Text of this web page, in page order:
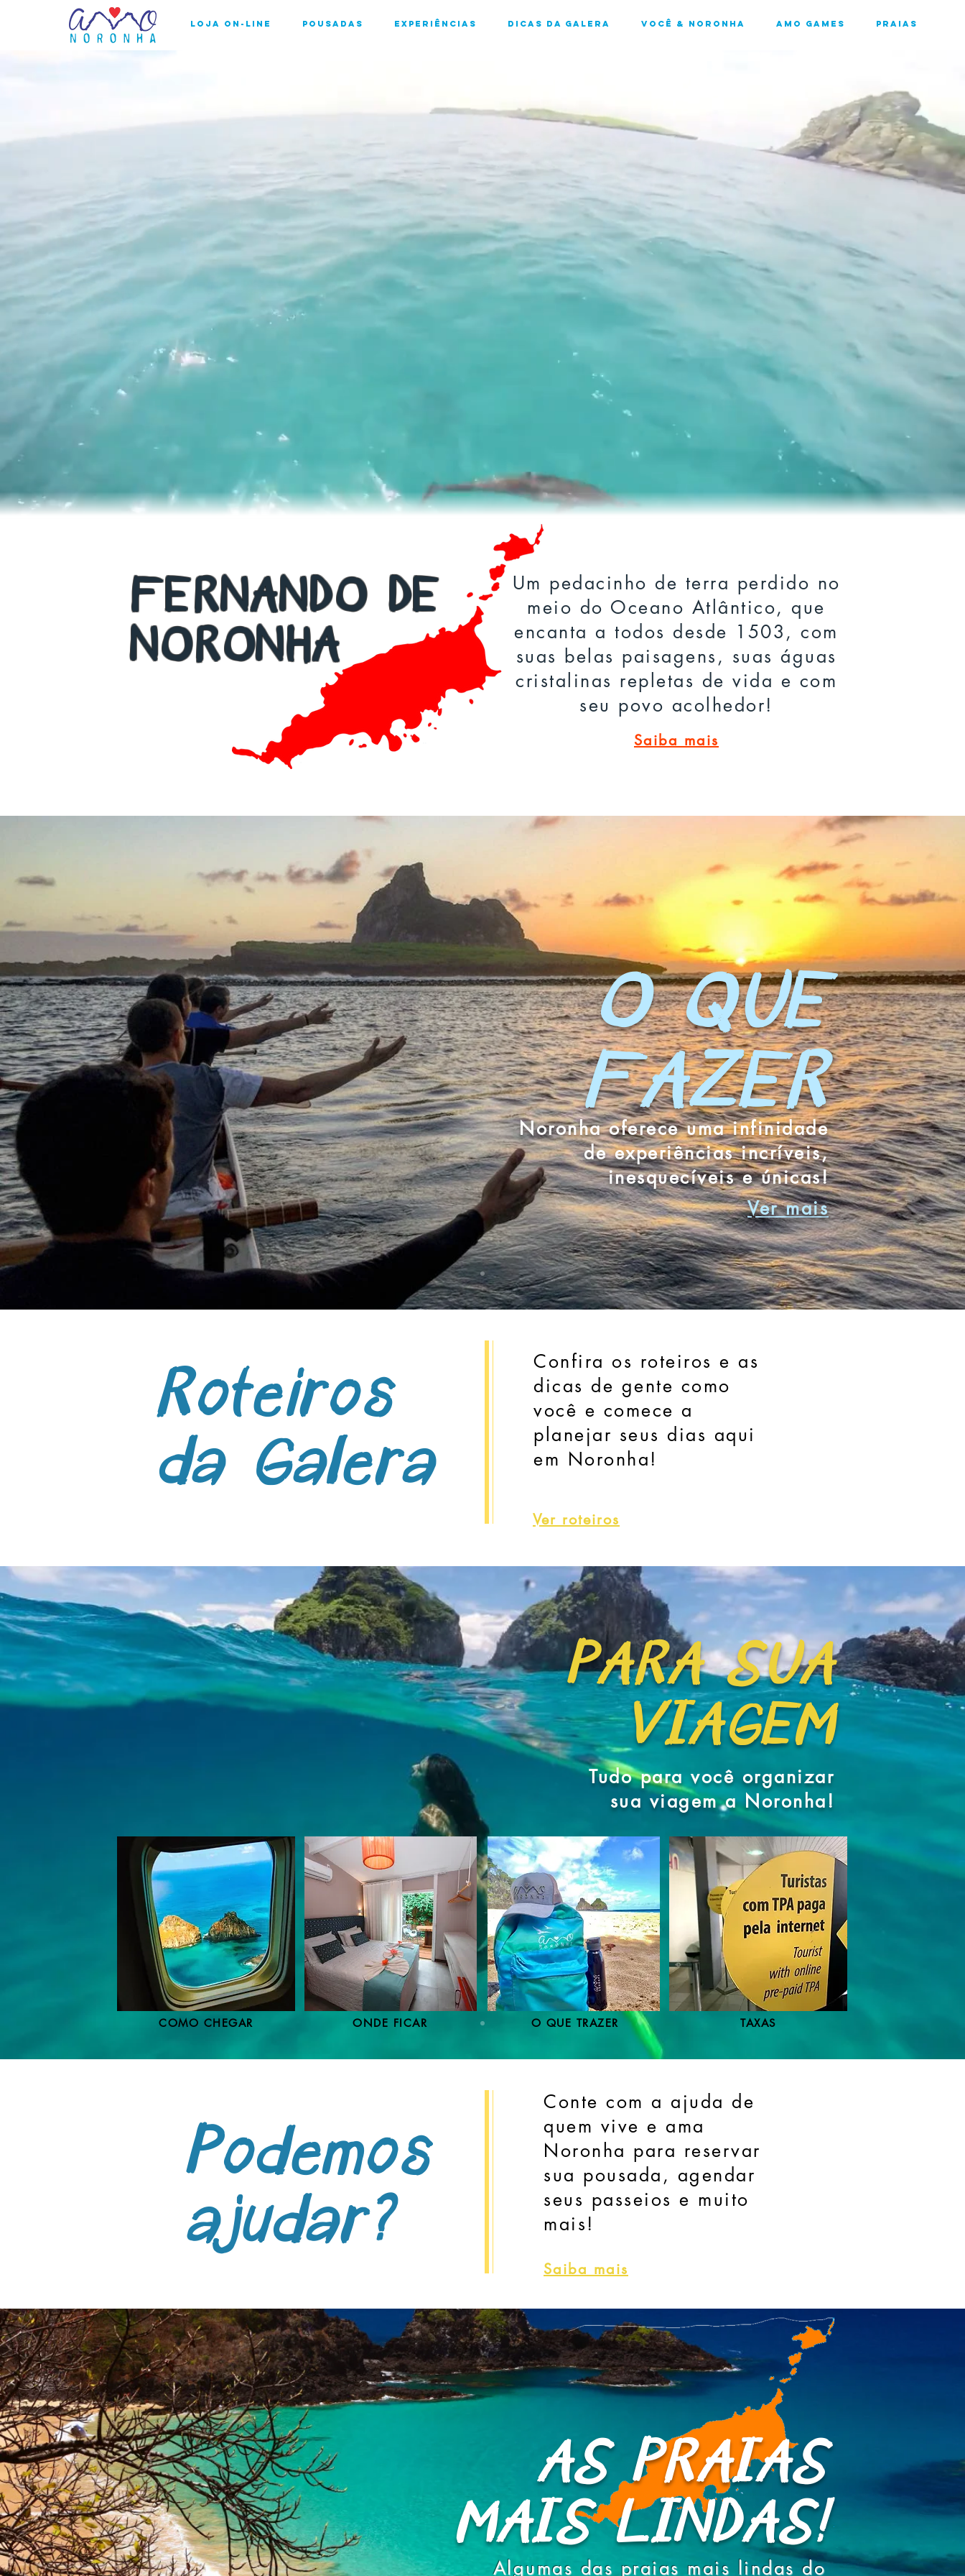
Loja On-line Pousadas Experiências Dicas da Galera Você & Noronha Amo Games Praias
Fernando de
Noronha
Um pedacinho de terra perdido no meio do Oceano Atlântico, que
encanta a todos desde 1503, com suas belas paisagens, suas
águas cristalinas repletas de vida e com seu povo acolhedor!
Um pedacinho de terra perdido no
meio do Oceano Atlântico, que
encanta a todos desde 1503, com
suas belas paisagens, suas águas
cristalinas repletas de vida e com
seu povo acolhedor!
FERNANDO DE
NORONHA
Saiba mais
O QUE
FAZER
Noronha oferece uma infinidade
de experiências incríveis,
inesquecíveis e únicas!
Ver mais
Roteiros
da Galera
Confira os roteiros e as
dicas de gente como
você e comece a
planejar seus dias aqui
em Noronha!
Ver roteiros
PARA SUA
VIAGEM
Tudo para você organizar
sua viagem a Noronha!
COMO CHEGAR ONDE FICAR O QUE TRAZER TAXAS
Podemos
ajudar?
Conte com a ajuda de
quem vive e ama
Noronha para reservar
sua pousada, agendar
seus passeios e muito
mais!
Saiba mais
AS PRAIAS
MAIS LINDAS!
Algumas das praias mais lindas do